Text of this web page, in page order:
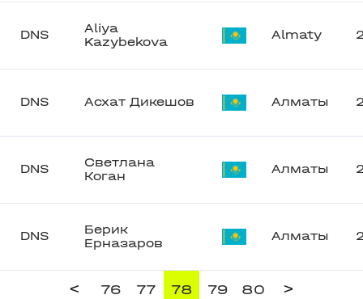
DNS
Aliya
Kazybekova
Almaty
DNS Асхат Дикешов Алматы
DNS
Светлана
Коган
Алматы
DNS
Берик
Ерназаров
Алматы
< 76 77 78 79 80 >